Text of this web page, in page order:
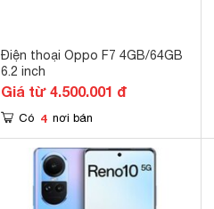
Điện thoại Oppo F7 4GB/64GB
6.2 inch
Giá từ 4.500.001 đ
Có 4 nơi bán